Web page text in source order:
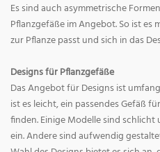
Es sind auch asymmetrische
Pflanzgefäße im Angebot. So ist es
zur Pflanze passt und sich in das
Designs für Pflanzgefäße
Das Angebot für Designs ist
ist es leicht, ein passendes Gefäß
finden. Einige Modelle sind
ein. Andere sind aufwendig